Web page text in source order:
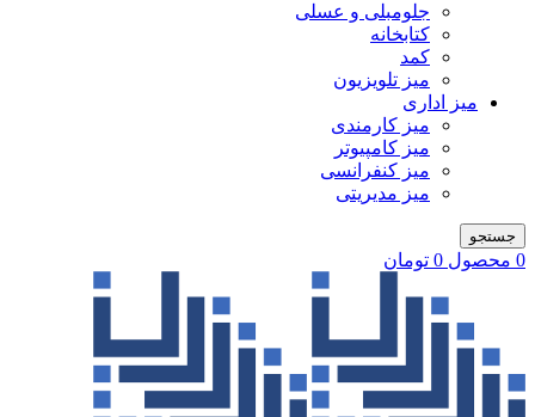
جلومبلی و عسلی
کتابخانه
کمد
میز تلویزیون
میز اداری
میز کارمندی
میز کامپیوتر
میز کنفرانسی
میز مدیریتی
جستجو
0 محصول 0 تومان